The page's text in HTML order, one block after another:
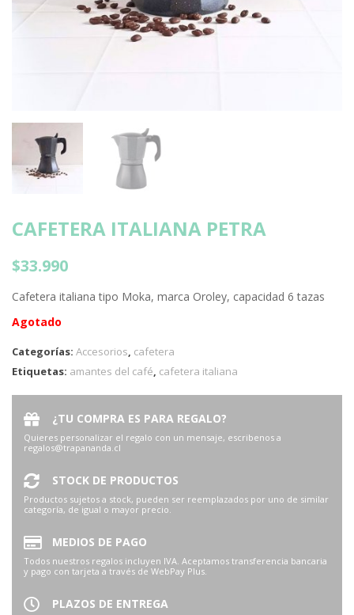
CAFETERA ITALIANA PETRA
$33.990
Cafetera italiana tipo Moka, marca Oroley, capacidad 6 tazas
Agotado
Categorías: Accesorios cafetera
Etiquetas: amantes del café cafetera italiana
¿TU COMPRA ES PARA REGALO?
Quieres personalizar el regalo con un mensaje, escribenos a
regalos@trapananda.cl
STOCK DE PRODUCTOS
Productos sujetos a stock, pueden ser reemplazados por uno de similar
categoría, de igual o mayor precio.
MEDIOS DE PAGO
Todos nuestros regalos incluyen IVA. Aceptamos transferencia bancaria
y pago con tarjeta a través de WebPay Plus.
PLAZOS DE ENTREGA